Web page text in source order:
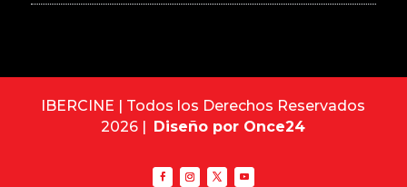
IBERCINE | Todos los Derechos Reservados
2026 | Diseño por Once24